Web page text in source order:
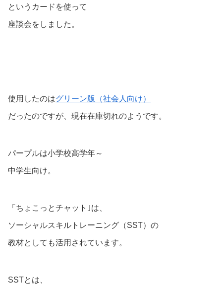
というカードを使って
座談会をしました。
使用したのはグリーン版（社会人向け）
だったのですが、現在在庫切れのようです。
パープルは小学校高学年～
中学生向け。
「ちょこっとチャット｣は、
ソーシャルスキルトレーニング（SST）の
教材としても活用されています。
SSTとは、